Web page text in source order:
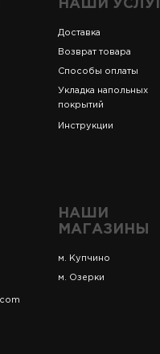
НАШИ
Доставка
Возврат товара
Способы оплаты
Укладка напольных
покрытий
Инструкции
НАШИ
МАГАЗИНЫ
м. Купчино
м. Озерки